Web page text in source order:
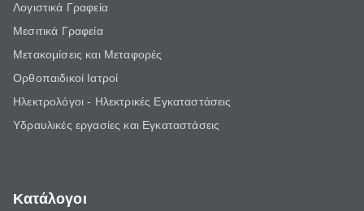
Λογιστικά Γραφεία
Μεσιτικά Γραφεία
Μετακομίσεις και Μεταφορές
Ορθοπαιδικοί Ιατροί
Ηλεκτρολόγοι - Ηλεκτρικές Εγκαταστάσεις
Υδραυλικές εργασίες και Εγκαταστάσεις
Κατάλογοι